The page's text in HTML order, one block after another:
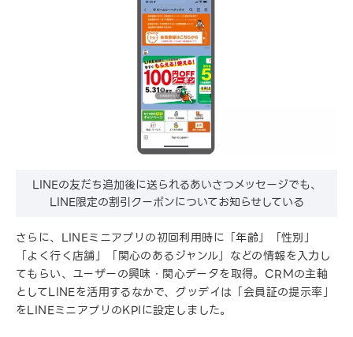
LINEの友だち追加後に送られるあいさつメッセージでも、
LINE限定の割引クーポンについてお知らせしている
さらに、LINEミニアプリの初回利用時に「年齢」「性別」
「よく行く店舗」「関心のあるジャンル」などの情報を入力し
てもらい、ユーザーの興味・関心データを取得。CRMの主軸
としてLINEを活用するなかで、グッデイは「会員証の提示率」
をLINEミニアプリのKPIに設定しました。